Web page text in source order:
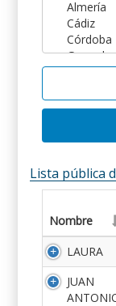
Lista pública
Nombre
LAURA
JUAN